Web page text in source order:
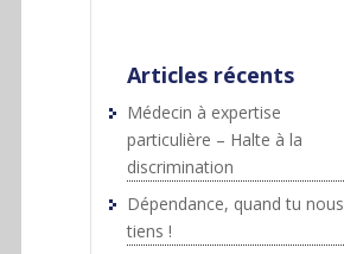
Articles récents
Médecin à expertise
particulière – Halte à la
discrimination
Dépendance, quand tu nous
tiens !